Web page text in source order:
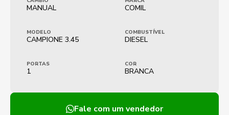
MANUAL COMIL
MODELO
CAMPIONE 3.45
COMBUSTÍVEL
DIESEL
PORTAS
1
COR
BRANCA
Fale com um vendedor